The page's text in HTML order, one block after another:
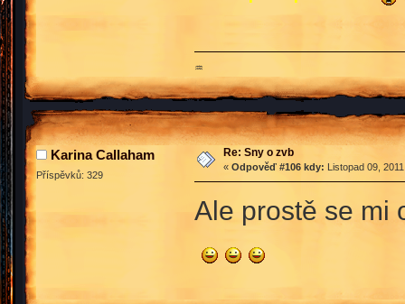
♒
Karina Callaham
Příspěvků: 329
Re: Sny o zvb
« Odpověď #106 kdy: Listopad 09,
Ale prostě se mi